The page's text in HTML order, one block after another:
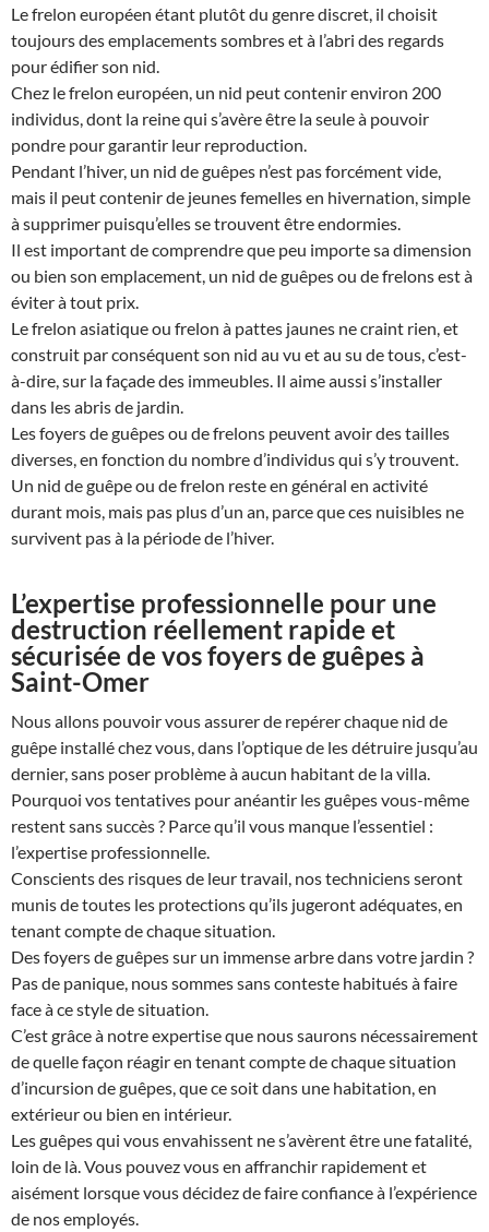
Le frelon européen étant plutôt du genre discret, il choisit
toujours des emplacements sombres et à l’abri des regards
pour édifier son nid.
Chez le frelon européen, un nid peut contenir environ 200
individus, dont la reine qui s’avère être la seule à pouvoir
pondre pour garantir leur reproduction.
Pendant l’hiver, un nid de guêpes n’est pas forcément vide,
mais il peut contenir de jeunes femelles en hivernation, simple
à supprimer puisqu’elles se trouvent être endormies.
Il est important de comprendre que peu importe sa dimension
ou bien son emplacement, un nid de guêpes ou de frelons est à
éviter à tout prix.
Le frelon asiatique ou frelon à pattes jaunes ne craint rien, et
construit par conséquent son nid au vu et au su de tous, c’est-
à-dire, sur la façade des immeubles. Il aime aussi s’installer
dans les abris de jardin.
Les foyers de guêpes ou de frelons peuvent avoir des tailles
diverses, en fonction du nombre d’individus qui s’y trouvent.
Un nid de guêpe ou de frelon reste en général en activité
durant mois, mais pas plus d’un an, parce que ces nuisibles ne
survivent pas à la période de l’hiver.
L’expertise professionnelle pour une
destruction réellement rapide et
sécurisée de vos foyers de guêpes à
Saint-Omer
Nous allons pouvoir vous assurer de repérer chaque nid de
guêpe installé chez vous, dans l’optique de les détruire jusqu’au
dernier, sans poser problème à aucun habitant de la villa.
Pourquoi vos tentatives pour anéantir les guêpes vous-même
restent sans succès ? Parce qu’il vous manque l’essentiel :
l’expertise professionnelle.
Conscients des risques de leur travail, nos techniciens seront
munis de toutes les protections qu’ils jugeront adéquates, en
tenant compte de chaque situation.
Des foyers de guêpes sur un immense arbre dans votre jardin ?
Pas de panique, nous sommes sans conteste habitués à faire
face à ce style de situation.
C’est grâce à notre expertise que nous saurons nécessairement
de quelle façon réagir en tenant compte de chaque situation
d’incursion de guêpes, que ce soit dans une habitation, en
extérieur ou bien en intérieur.
Les guêpes qui vous envahissent ne s’avèrent être une fatalité,
loin de là. Vous pouvez vous en affranchir rapidement et
aisément lorsque vous décidez de faire confiance à l’expérience
de nos employés.